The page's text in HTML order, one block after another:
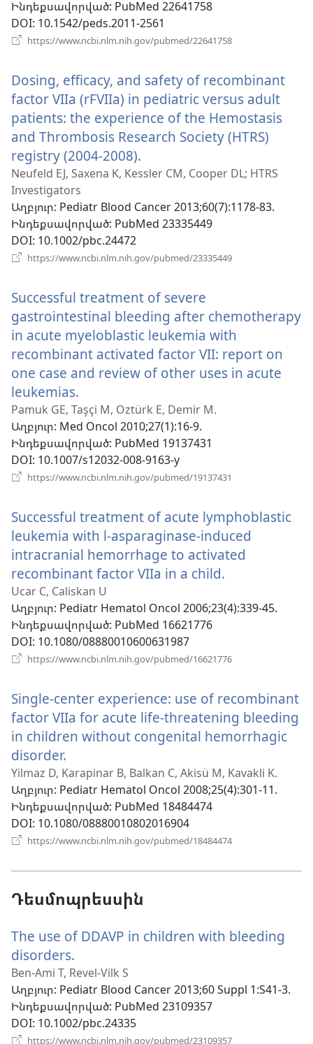
Ինդեքսավորված‎: PubMed 22641758
DOI‎: 10.1542/peds.2011-2561
https://www.ncbi.nlm.nih.gov/pubmed/22641758
պատուհան)
Dosing, efficacy, and safety of recombinant
factor VIIa (rFVIIa) in pediatric versus adult
patients: the experience of the Hemostasis
and Thrombosis Research Society (HTRS)
registry (2004-2008).
է
պատուհան)
Neufeld EJ, Saxena K, Kessler CM, Cooper DL; HTRS
Investigators
Աղբյուր‎: Pediatr Blood Cancer 2013;60(7):1178-83.
Ինդեքսավորված‎: PubMed 23335449
DOI‎: 10.1002/pbc.24472
https://www.ncbi.nlm.nih.gov/pubmed/23335449
Successful treatment of severe
gastrointestinal bleeding after chemotherapy
in acute myeloblastic leukemia with
recombinant activated factor VII: report on
one case and review of other uses in acute
leukemias.
է
նոր
պատուհան)
Pamuk GE, Taşçi M, Oztürk E, Demir M.
Աղբյուր‎: Med Oncol 2010;27(1):16-9.
Ինդեքսավորված‎: PubMed 19137431
DOI‎: 10.1007/s12032-008-9163-y
https://www.ncbi.nlm.nih.gov/pubmed/19137431
պատուհան)
Successful treatment of acute lymphoblastic
leukemia with l-asparaginase-induced
intracranial hemorrhage to activated
recombinant factor VIIa in a child.
նոր
Ucar C, Caliskan U
Աղբյուր‎: Pediatr Hematol Oncol 2006;23(4):339-45.
Ինդեքսավորված‎: PubMed 16621776
DOI‎: 10.1080/08880010600631987
https://www.ncbi.nlm.nih.gov/pubmed/16621776
պատուհան)
Single-center experience: use of recombinant
factor VIIa for acute life-threatening bleeding
in children without congenital hemorrhagic
disorder.
է
նոր
պատուհան)
Yilmaz D, Karapinar B, Balkan C, Akisü M, Kavakli K.
Աղբյուր‎: Pediatr Hematol Oncol 2008;25(4):301-11.
Ինդեքսավորված‎: PubMed 18484474
DOI‎: 10.1080/08880010802016904
https://www.ncbi.nlm.nih.gov/pubmed/18484474
Դեսմոպրեսսին
The use of DDAVP in children with bleeding
disorders.
է
նոր
պատուհան)
Ben-Ami T, Revel-Vilk S
Աղբյուր‎: Pediatr Blood Cancer 2013;60 Suppl 1:S41-3.
Ինդեքսավորված‎: PubMed 23109357
DOI‎: 10.1002/pbc.24335
https://www.ncbi.nlm.nih.gov/pubmed/23109357